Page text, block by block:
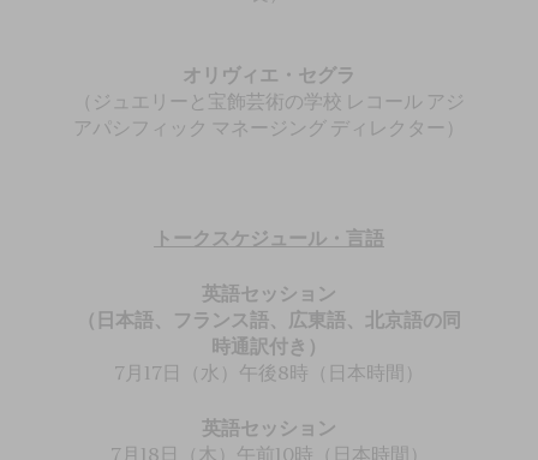
オリヴィエ・セグラ
（ジュエリーと宝飾芸術の学校 レコール アジ
アパシフィック マネージング ディレクター）
トークスケジュール・言語
英語セッション
（日本語、フランス語、広東語、北京語の同
時通訳付き）
7月17日（水）午後8時（日本時間）
英語セッション
7月18日（木）午前10時（日本時間）